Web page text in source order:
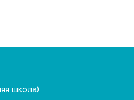
школа)